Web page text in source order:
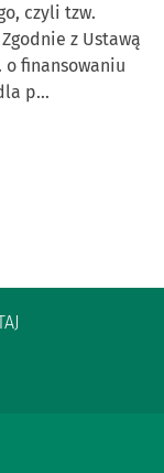
czyli tzw.
z Ustawą
o finansowaniu
p…